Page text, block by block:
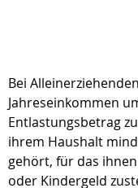
Bei
Jahreseinkommen
Entlastungsbetrag
ihrem Haushalt
gehört, für das
oder Kindergeld